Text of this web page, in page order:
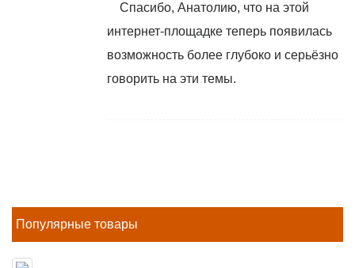
Спасибо, Анатолию, что на этой
интернет-площадке теперь появилась
возможность более глубоко и серьёзно
говорить на эти темы.
Популярные товары